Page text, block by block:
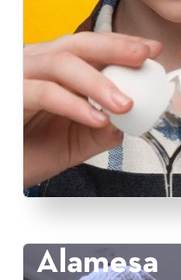
Alamesa